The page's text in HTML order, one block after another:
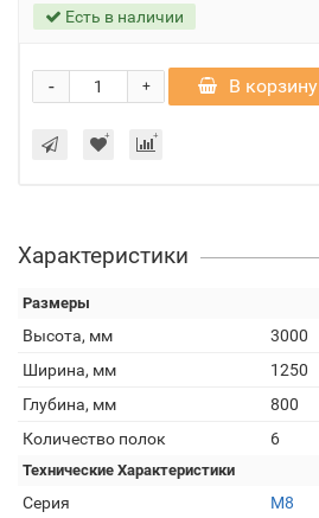
Есть в наличии
+
- В корзину
Характеристики
Размеры
Высота, мм
3000
Ширина, мм
1250
Глубина, мм
800
Количество полок
6
Технические Характеристики
Серия М8